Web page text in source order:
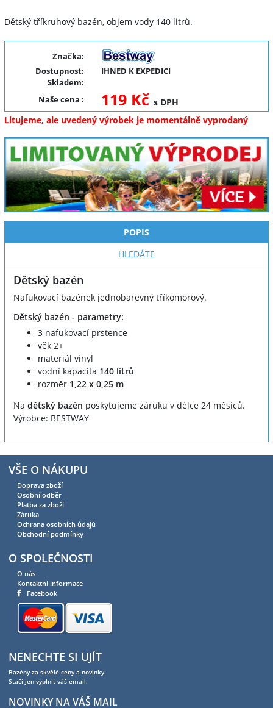
Dětský tříkruhový bazén, objem vody 140 litrů.
Značka:
Dostupnost:
IHNED K EXPEDICI
Skladem:
Naše cena : 119 Kč s DPH
Litujeme, ale uvedený výrobek je momentálně vyprodaný
POPIS
HLEDÁTE
Dětský bazén
Nafukovací bazének jednobarevný tříkomorový.
Dětský bazén - parametry:
3 nafukovací prstence
věk 2+
materiál vinyl
vodní kapacita 140 litrů
rozměr 1,22 x 0,25 m
Na dětský bazén poskytujeme záruku v délce 24 měsíců.
Výrobce: BESTWAY
VŠE O NÁKUPU
Doprava zboží
Osobní odběr
Platba za zboží
Záruka
Ochrana osobních údajů
Obchodní podmínky
O SPOLEČNOSTI
O nás
Kontaktní informace
Facebook
NENECHTE SI UJÍT
Bazény za skvělé ceny a novinky.
Stačí jen vyplnit váš email.
NOVINKY NA VÁŠ MAIL